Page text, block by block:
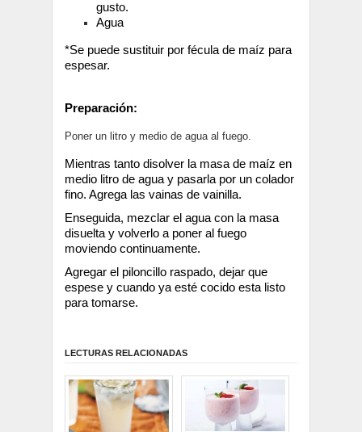
gusto.
Agua
*Se puede sustituir por fécula de maíz para
espesar.
Preparación:
Poner un litro y medio de agua al fuego.
Mientras tanto disolver la masa de maíz en
medio litro de agua y pasarla por un colador
fino. Agrega las vainas de vainilla.
Enseguida, mezclar el agua con la masa
disuelta y volverlo a poner al fuego
moviendo continuamente.
Agregar el piloncillo raspado, dejar que
espese y cuando ya esté cocido esta listo
para tomarse.
LECTURAS RELACIONADAS